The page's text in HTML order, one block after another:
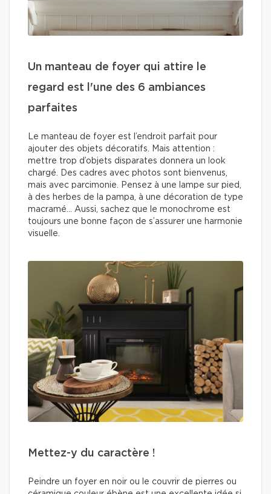
Un manteau de foyer qui attire le
regard est l'une des 6 ambiances
parfaites
Le manteau de foyer est l’endroit parfait pour
ajouter des objets décoratifs. Mais attention :
mettre trop d’objets disparates donnera un look
chargé. Des cadres avec photos sont bienvenus,
mais avec parcimonie. Pensez à une lampe sur pied,
à des herbes de la pampa, à une décoration de type
macramé… Aussi, sachez que le monochrome est
toujours une bonne façon de s’assurer une harmonie
visuelle.
Mettez-y du caractère !
Peindre un foyer en noir ou le couvrir de pierres ou